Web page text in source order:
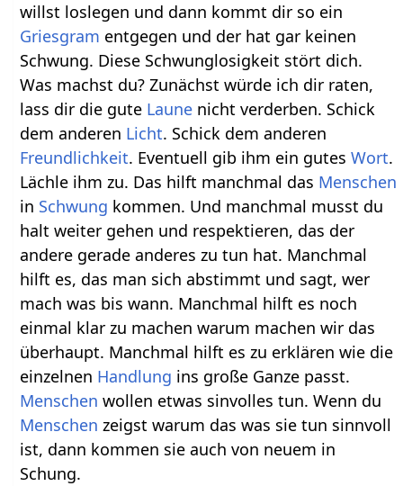
willst loslegen und dann kommt dir so ein
Griesgram entgegen und der hat gar keinen
Schwung. Diese Schwunglosigkeit stört dich.
Was machst du? Zunächst würde ich dir raten,
lass dir die gute Laune nicht verderben. Schick
dem anderen Licht. Schick dem anderen
Freundlichkeit. Eventuell gib ihm ein gutesWort.
Lächle ihm zu. Das hilft manchmal das Menschen
in Schwung kommen. Und manchmal musst du
halt weiter gehen und respektieren, das der
andere gerade anderes zu tun hat. Manchmal
hilft es, das man sich abstimmt und sagt, wer
mach was bis wann. Manchmal hilft es noch
einmal klar zu machen warum machen wir das
überhaupt. Manchmal hilft es zu erklären wie die
einzelnen Handlung ins große Ganze passt.
Menschen wollen etwas sinvolles tun. Wenn du
Menschen zeigst warum das was sie tun sinnvoll
ist, dann kommen sie auch von neuem in
Schung.